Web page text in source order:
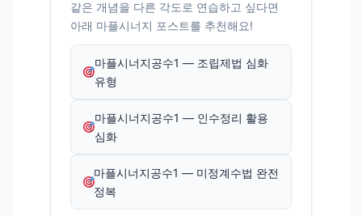
같은 개념을 다른 각도로 연습하고 싶다면
아래 마플시너지 포스트를 추천해요!
마플시너지공수1 — 조립제법 심화
유형
마플시너지공수1 — 인수정리 활용
심화
마플시너지공수1 — 미정계수법 완전
정복